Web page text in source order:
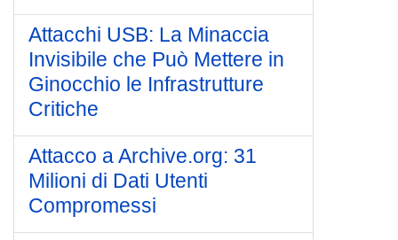
Attacchi USB: La Minaccia
Invisibile che Può Mettere in
Ginocchio le Infrastrutture
Critiche
Attacco a Archive.org: 31
Milioni di Dati Utenti
Compromessi